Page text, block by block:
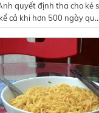
quyết định tha cho kẻ
cả khi hơn 500 ngày qu…